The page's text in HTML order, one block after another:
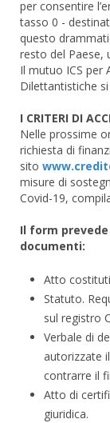
per consentire
tasso 0 -
questo
resto del Paese,
Il mutuo ICS per
Dilettantistiche
I CRITERI DI
Nelle prossime
richiesta di
sito
misure di
Covid-19,
Il form
documenti:
Atto
Statuto.
sul registro
Verbale di
autorizzate
contrarre il
Atto di
giuridica.